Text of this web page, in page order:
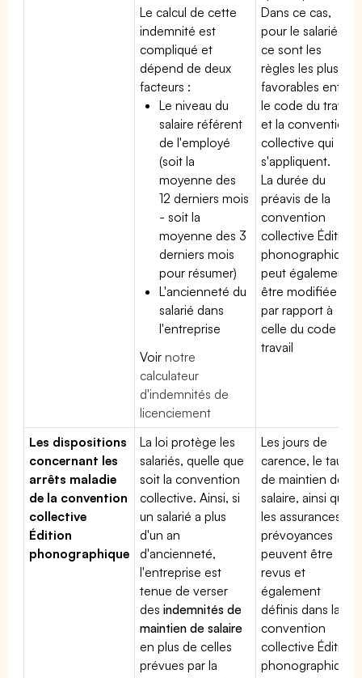
Le calcul de cette
indemnité est
compliqué et
dépend de deux
facteurs :
Le niveau du
salaire référent
de l'employé
(soit la
moyenne des
12 derniers mois
- soit la
moyenne des 3
derniers mois
pour résumer)
L'ancienneté du
salarié dans
l'entreprise
Voirnotre
calculateur
d'indemnités de
licenciement
Dans ce cas,
pour le salarié,
ce sont les
règles les plus
favorables entre
le code du travail
et la convention
collective qui
s'appliquent.
La durée du
préavis de la
convention
collective Édition
phonographique
peut également
être modifiée
par rapport à
celle du code du
travail
Les dispositions
concernant les
arrêts maladie
de la convention
collective
Édition
phonographique
La loi protège les
salariés, quelle que
soit la convention
collective. Ainsi, si
un salarié a plus
d'un an
d'ancienneté,
l'entreprise est
tenue de verser
desindemnités de
maintien de salaire
en plus de celles
prévues par la
Les jours de
carence, le taux
de maintien de
salaire, ainsi que
les assurances
prévoyances
peuvent être
revus et
également
définis dans la
convention
collective Édition
phonographique.